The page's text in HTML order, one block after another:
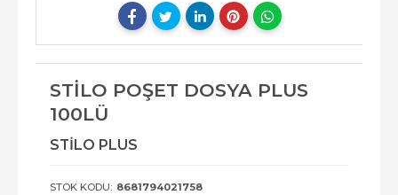
STİLO POŞET DOSYA PLUS
100LÜ
STİLO PLUS
STOK KODU: 8681794021758